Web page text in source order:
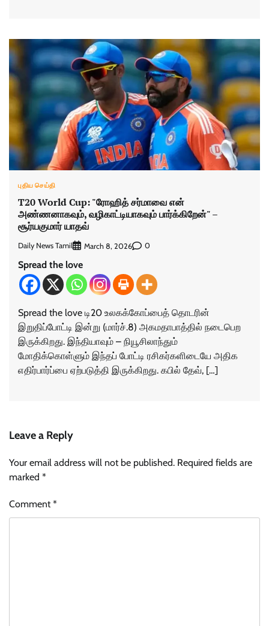
புதிய செய்தி
T20 World Cup: "ரோஹித் சர்மாவை என்
அண்ணனாகவும், வழிகாட்டியாகவும் பார்க்கிறேன்" –
சூர்யகுமார் யாதவ்
Daily News Tamil March 8, 2026 0
Spread the love
Spread the love டி20 உலகக்கோப்பைத் தொடரின்
இறுதிப்போட்டி இன்று (மார்ச்.8) அகமதாபாத்தில் நடைபெற
இருக்கிறது. இந்தியாவும் – நியூசிலாந்தும்
மோதிக்கொள்ளும் இந்தப் போட்டி ரசிகர்களிடையே அதிக
எதிர்பார்ப்பை ஏற்படுத்தி இருக்கிறது. கபில் தேவ், […]
Leave a Reply
Your email address will not be published. Required fields are
marked *
Comment*